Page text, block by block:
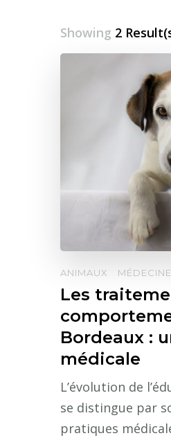
Showing 2
ANIMAUX MÉDECINE
Les
Bordeaux :
médicale
L’évolution de
se distingue par
pratiques